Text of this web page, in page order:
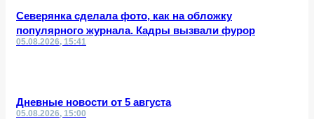
Северянка сделала фото, как на обложку
популярного журнала. Кадры вызвали фурор
05.08.2026, 15:41
Дневные новости от 5 августа
05.08.2026, 15:00